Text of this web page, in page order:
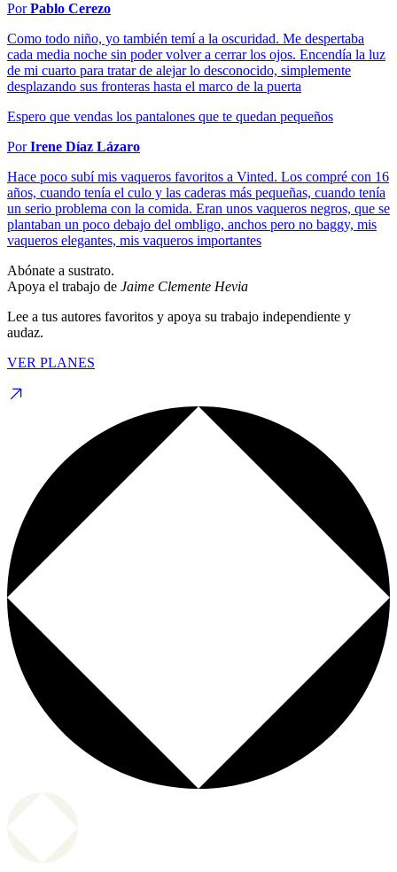
PorPablo Cerezo
Como todo niño, yo también temí a la oscuridad. Me despertaba
cada media noche sin poder volver a cerrar los ojos. Encendía la luz
de mi cuarto para tratar de alejar lo desconocido, simplemente
desplazando sus fronteras hasta el marco de la puerta
Espero que vendas los pantalones que te quedan pequeños
PorIrene Díaz Lázaro
Hace poco subí mis vaqueros favoritos a Vinted. Los compré con 16
años, cuando tenía el culo y las caderas más pequeñas, cuando tenía
un serio problema con la comida. Eran unos vaqueros negros, que se
plantaban un poco debajo del ombligo, anchos pero no baggy, mis
vaqueros elegantes, mis vaqueros importantes
Abónate a sustrato.
Apoya el trabajo de Jaime Clemente Hevia
Lee a tus autores favoritos y apoya su trabajo independiente y
audaz.
VER PLANES